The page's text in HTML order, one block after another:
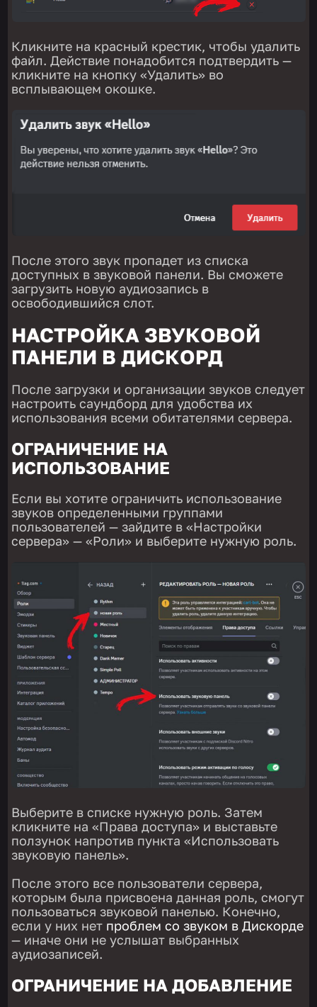
Кликните на красный крестик, чтобы удалить
файл. Действие понадобится подтвердить —
кликните на кнопку «Удалить» во
всплывающем окошке.
После этого звук пропадет из списка
доступных в звуковой панели. Вы сможете
загрузить новую аудиозапись в
освободившийся слот.
НАСТРОЙКА ЗВУКОВОЙ
ПАНЕЛИ В ДИСКОРД
После загрузки и организации звуков следует
настроить саундборд для удобства их
использования всеми обитателями сервера.
ОГРАНИЧЕНИЕ НА
ИСПОЛЬЗОВАНИЕ
Если вы хотите ограничить использование
звуков определенными группами
пользователей — зайдите в «Настройки
сервера» — «Роли» и выберите нужную роль.
Выберите в списке нужную роль. Затем
кликните на «Права доступа» и выставьте
ползунок напротив пункта «Использовать
звуковую панель».
После этого все пользователи сервера,
которым была присвоена данная роль, смогут
пользоваться звуковой панелью. Конечно,
если у них нет проблем со звуком в Дискорде
— иначе они не услышат выбранных
аудиозаписей.
ОГРАНИЧЕНИЕ НА ДОБАВЛЕНИЕ